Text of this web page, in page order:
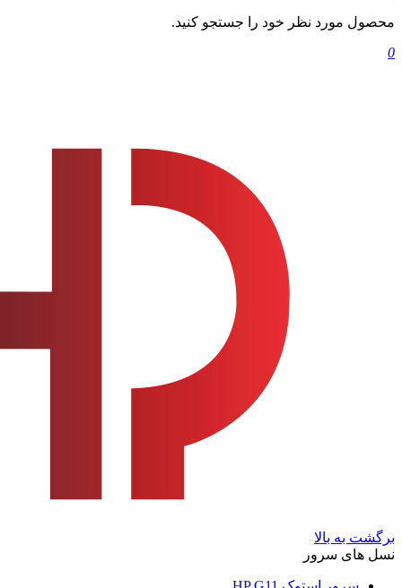
محصول مورد نظر خود را جستجو کنید.
0
برگشت به بالا
نسل های سرور